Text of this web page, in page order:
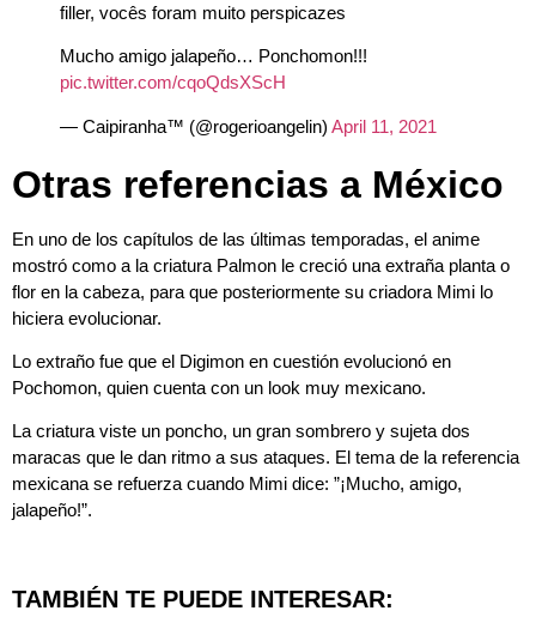
filler, vocês foram muito perspicazes
Mucho amigo jalapeño… Ponchomon!!!
pic.twitter.com/cqoQdsXScH
— Caipiranha™ (@rogerioangelin) April 11, 2021
Otras referencias a México
En uno de los capítulos de las últimas temporadas, el anime
mostró como a la criatura Palmon le creció una extraña planta o
flor en la cabeza, para que posteriormente su criadora Mimi lo
hiciera evolucionar.
Lo extraño fue que el Digimon en cuestión evolucionó en
Pochomon, quien cuenta con un look muy mexicano.
La criatura viste un poncho, un gran sombrero y sujeta dos
maracas que le dan ritmo a sus ataques. El tema de la referencia
mexicana se refuerza cuando Mimi dice: ”¡Mucho, amigo,
jalapeño!”.
TAMBIÉN TE PUEDE INTERESAR: